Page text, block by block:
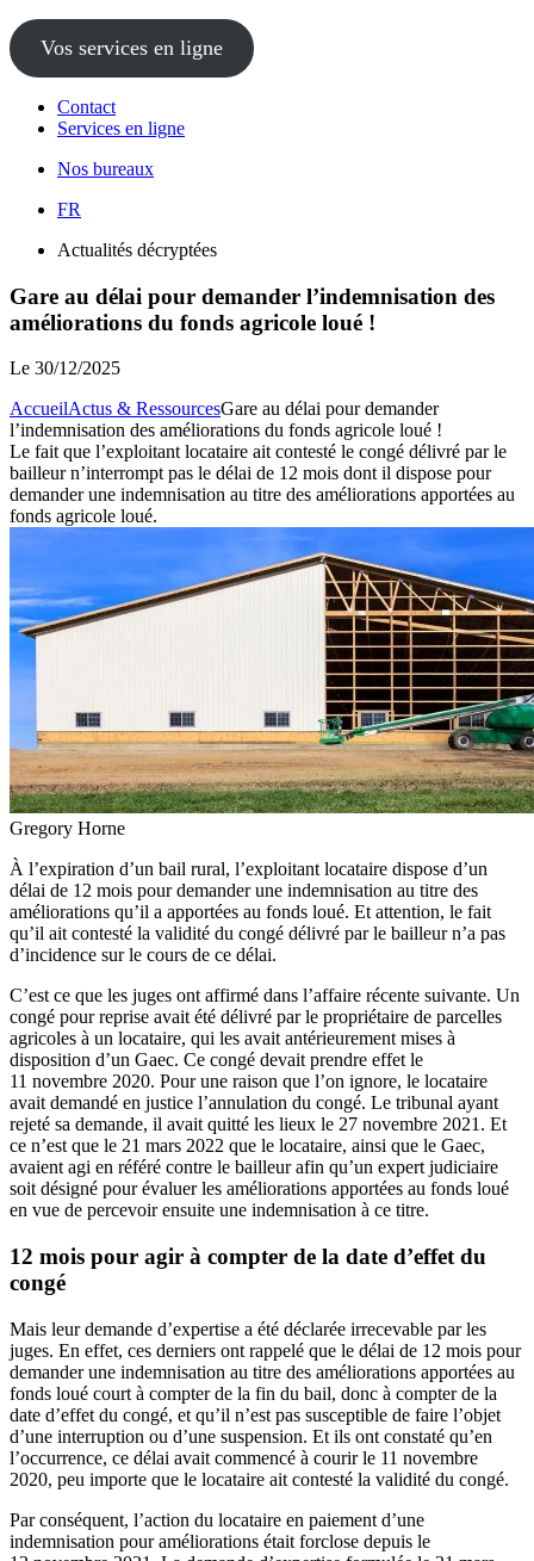
Vos services en ligne
Contact
Services en ligne
Nos bureaux
FR
Actualités décryptées
Gare au délai pour demander l’indemnisation des
améliorations du fonds agricole loué !
Le 30/12/2025
AccueilActus & RessourcesGare au délai pour demander
l’indemnisation des améliorations du fonds agricole loué !
Le fait que l’exploitant locataire ait contesté le congé délivré par le
bailleur n’interrompt pas le délai de 12 mois dont il dispose pour
demander une indemnisation au titre des améliorations apportées au
fonds agricole loué.
Gregory Horne
À l’expiration d’un bail rural, l’exploitant locataire dispose d’un
délai de 12 mois pour demander une indemnisation au titre des
améliorations qu’il a apportées au fonds loué. Et attention, le fait
qu’il ait contesté la validité du congé délivré par le bailleur n’a pas
d’incidence sur le cours de ce délai.
C’est ce que les juges ont affirmé dans l’affaire récente suivante. Un
congé pour reprise avait été délivré par le propriétaire de parcelles
agricoles à un locataire, qui les avait antérieurement mises à
disposition d’un Gaec. Ce congé devait prendre effet le
11 novembre 2020. Pour une raison que l’on ignore, le locataire
avait demandé en justice l’annulation du congé. Le tribunal ayant
rejeté sa demande, il avait quitté les lieux le 27 novembre 2021. Et
ce n’est que le 21 mars 2022 que le locataire, ainsi que le Gaec,
avaient agi en référé contre le bailleur afin qu’un expert judiciaire
soit désigné pour évaluer les améliorations apportées au fonds loué
en vue de percevoir ensuite une indemnisation à ce titre.
12 mois pour agir à compter de la date d’effet du
congé
Mais leur demande d’expertise a été déclarée irrecevable par les
juges. En effet, ces derniers ont rappelé que le délai de 12 mois pour
demander une indemnisation au titre des améliorations apportées au
fonds loué court à compter de la fin du bail, donc à compter de la
date d’effet du congé, et qu’il n’est pas susceptible de faire l’objet
d’une interruption ou d’une suspension. Et ils ont constaté qu’en
l’occurrence, ce délai avait commencé à courir le 11 novembre
2020, peu importe que le locataire ait contesté la validité du congé.
Par conséquent, l’action du locataire en paiement d’une
indemnisation pour améliorations était forclose depuis le